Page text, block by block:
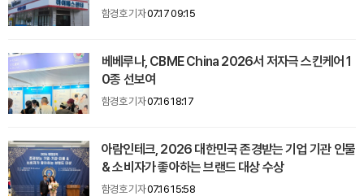
함경호 기자07.17 09:15
베베루나, CBME China 2026서 저자극 스킨케어 1
0종 선보여
함경호 기자07.16 18:17
아람인테크, 2026 대한민국 존경받는 기업 기관 인물
& 소비자가 좋아하는 브랜드 대상 수상
함경호 기자07.16 15:58